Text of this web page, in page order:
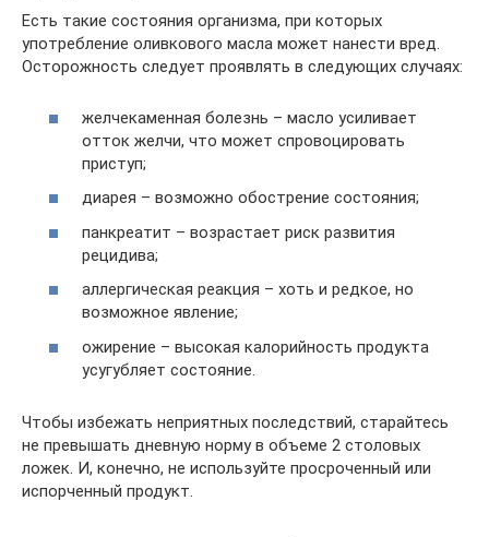
Есть такие состояния организма, при которых
употребление оливкового масла может нанести вред.
Осторожность следует проявлять в следующих случаях:
желчекаменная болезнь – масло усиливает
отток желчи, что может спровоцировать
приступ;
диарея – возможно обострение состояния;
панкреатит – возрастает риск развития
рецидива;
аллергическая реакция – хоть и редкое, но
возможное явление;
ожирение – высокая калорийность продукта
усугубляет состояние.
Чтобы избежать неприятных последствий, старайтесь
не превышать дневную норму в объеме 2 столовых
ложек. И, конечно, не используйте просроченный или
испорченный продукт.